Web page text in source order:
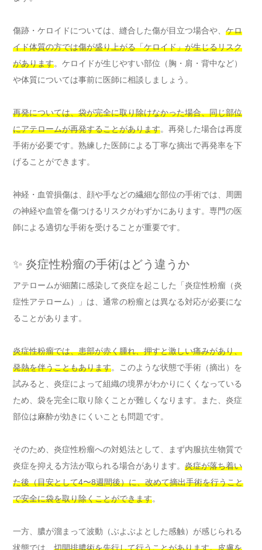
傷跡・ケロイドについては、縫合した傷が目立つ場合や、 ケロ
イド体質の方では傷が盛り上がる「ケロイド」が生じるリスク
があります。ケロイドが生じやすい部位（胸・肩・背中など）
や体質については事前に医師に相談しましょう。
再発については、袋が完全に取り除けなかった場合、同じ部位
にアテロームが再発することがあります。再発した場合は再度
手術が必要です。熟練した医師による丁寧な摘出で再発率を下
げることができます。
神経・血管損傷は、顔や手などの繊細な部位の手術では、周囲
の神経や血管を傷つけるリスクがわずかにあります。専門の医
師による適切な手術を受けることが重要です。
✨ 炎症性粉瘤の手術はどう違うか
アテロームが細菌に感染して炎症を起こした「炎症性粉瘤（炎
症性アテローム）」は、通常の粉瘤とは異なる対応が必要にな
ることがあります。
炎症性粉瘤では、患部が赤く腫れ、押すと激しい痛みがあり、
発熱を伴うこともあります。このような状態で手術（摘出）を
試みると、炎症によって組織の境界がわかりにくくなっている
ため、袋を完全に取り除くことが難しくなります。また、炎症
部位は麻酔が効きにくいことも問題です。
そのため、炎症性粉瘤への対処法として、まず内服抗生物質で
炎症を抑える方法が取られる場合があります。 炎症が落ち着い
た後（目安として4〜8週間後）に、改めて摘出手術を行うこと
で安全に袋を取り除くことができます。
一方、膿が溜まって波動（ぶよぶよとした感触）が感じられる
状態では、 切開排膿術を先行して行うことがあります。皮膚を